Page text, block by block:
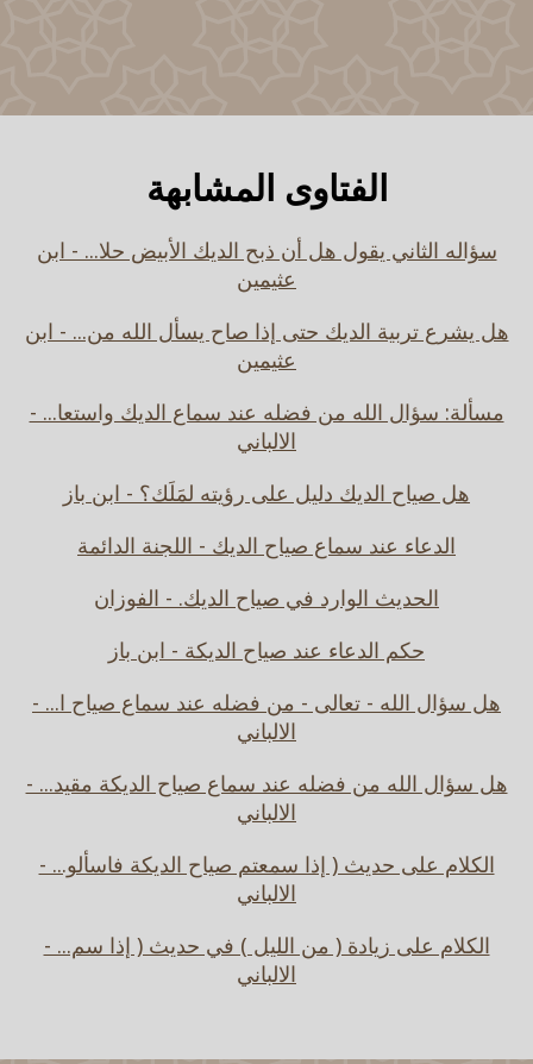
الفتاوى المشابهة
سؤاله الثاني يقول هل أن ذبح الديك الأبيض حلا... - ابن
عثيمين
هل يشرع تربية الديك حتى إذا صاح يسأل الله من... - ابن
عثيمين
مسألة: سؤال الله من فضله عند سماع الديك واستعا... -
الالباني
هل صياح الديك دليل على رؤيته لمَلَك؟ - ابن باز
الدعاء عند سماع صياح الديك - اللجنة الدائمة
الحديث الوارد في صياح الديك. - الفوزان
حكم الدعاء عند صياح الديكة - ابن باز
هل سؤال الله - تعالى - من فضله عند سماع صياح ا... -
الالباني
هل سؤال الله من فضله عند سماع صياح الديكة مقيد... -
الالباني
الكلام على حديث ( إذا سمعتم صياح الديكة فاسألو... -
الالباني
الكلام على زيادة ( من الليل ) في حديث ( إذا سم... -
الالباني